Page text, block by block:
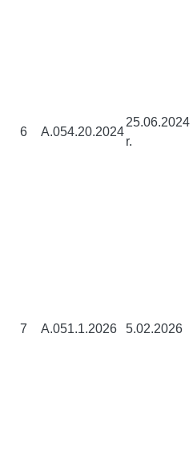
6 A.054.20.2024
25.06.2024
r.
7 A.051.1.2026 5.02.2026